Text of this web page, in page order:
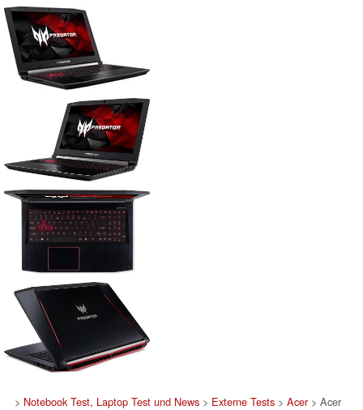
> Notebook Test, Laptop Test und News> Externe Tests> Acer> Acer